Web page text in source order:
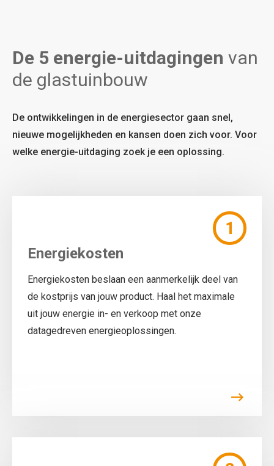
De 5 energie-uitdagingen van
de glastuinbouw
De ontwikkelingen in de energiesector gaan snel,
nieuwe mogelijkheden en kansen doen zich voor. Voor
welke energie-uitdaging zoek je een oplossing.
1
Energiekosten
Energiekosten beslaan een aanmerkelijk deel van
de kostprijs van jouw product. Haal het maximale
uit jouw energie in- en verkoop met onze
datagedreven energieoplossingen.